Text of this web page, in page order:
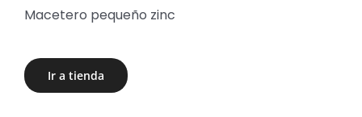
Macetero pequeño zinc
Ir a tienda